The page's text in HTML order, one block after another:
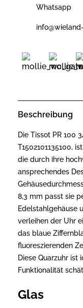
Whatsapp
Beschreibung
Die Tissot PR 100
T1502101135100,
die durch ihre
ansprechendes
8,3 mm passt sie
Edelstahlgehäuse
verleihen der Uhr
das blaue
fluoreszierenden
Diese Quarzuhr ist
Funktionalität
Glas